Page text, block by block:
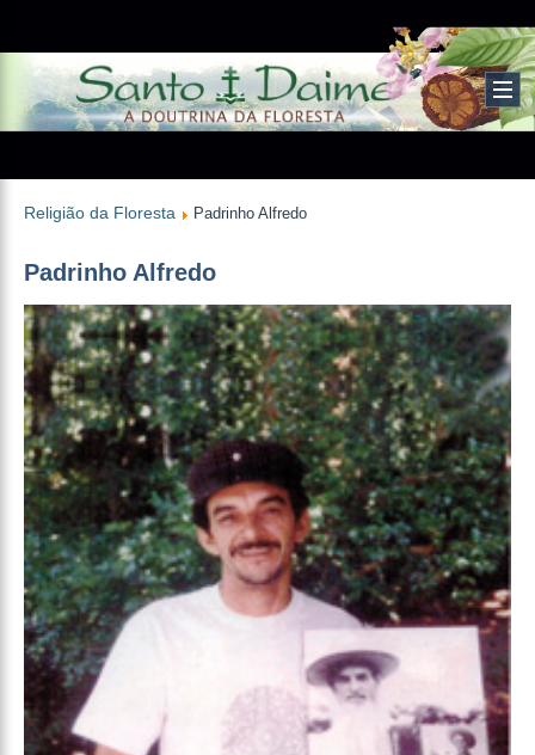
Religião da Floresta Padrinho Alfredo
Padrinho Alfredo